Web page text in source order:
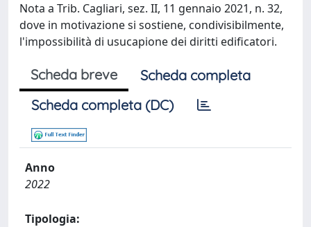
Nota a Trib. Cagliari, sez. II, 11 gennaio 2021, n. 32,
dove in motivazione si sostiene, condivisibilmente,
l'impossibilità di usucapione dei diritti edificatori.
Scheda breve
Scheda completa
Scheda completa (DC)
Anno
2022
Tipologia: